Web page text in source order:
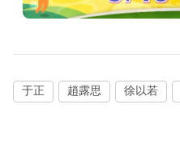
于正 趙露思 徐以若